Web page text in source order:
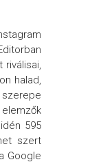
halad,
595
szert
Google